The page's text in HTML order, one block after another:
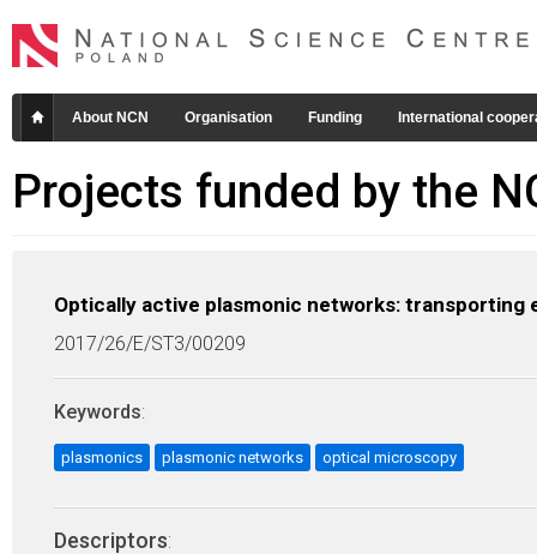
About NCN Organisation Funding International
Projects funded by the
Optically active plasmonic networks: transporting
2017/26/E/ST3/00209
Keywords:
plasmonics plasmonic networks optical microscopy
Descriptors: